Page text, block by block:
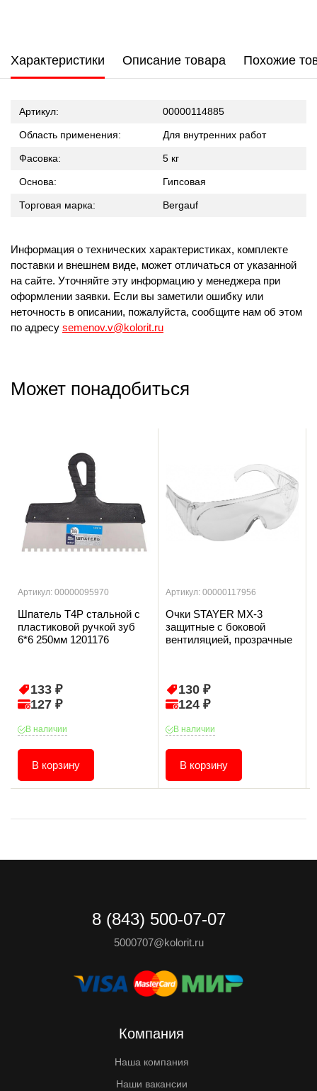
Характеристики Описание товара Похожие
Артикул: 00000114885
Область применения: Для внутренних работ
Фасовка: 5 кг
Основа: Гипсовая
Торговая марка: Bergauf
Информация о технических характеристиках, комплекте
поставки и внешнем виде, может отличаться от указанной
на сайте. Уточняйте эту информацию у менеджера при
оформлении заявки. Если вы заметили ошибку или
неточность в описании, пожалуйста, сообщите нам об этом
по адресу semenov.v@kolorit.ru
Может понадобиться
Артикул: 00000095970
Шпатель T4P стальной с
пластиковой ручкой зуб
6*6 250мм 1201176
133 ₽
127 ₽
В наличии
В корзину
Артикул: 00000117956
Очки STAYER MX-3
защитные с боковой
вентиляцией, прозрачные
130 ₽
124 ₽
В наличии
В корзину
8 (843) 500-07-07
5000707@kolorit.ru
Компания
Наша компания
Наши вакансии